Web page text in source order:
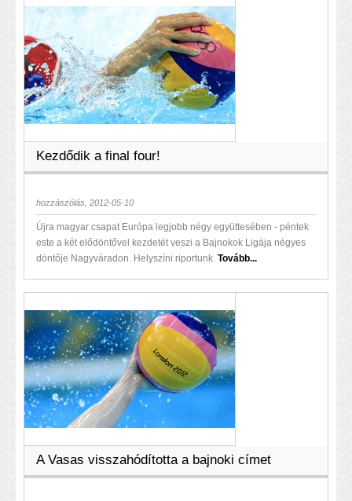
Kezdődik a final four!
hozzászólás, 2012-05-10
Újra magyar csapat Európa legjobb négy együttesében - péntek
este a két elődöntővel kezdetét veszi a Bajnokok Ligája négyes
döntője Nagyváradon. Helyszíni riportunk. Tovább...
A Vasas visszahódította a bajnoki címet